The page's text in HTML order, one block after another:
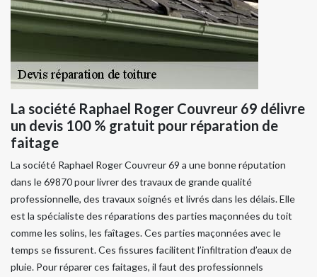
La société Raphael Roger Couvreur 69 délivre
un devis 100 % gratuit pour réparation de
faitage
La société Raphael Roger Couvreur 69 a une bonne réputation
dans le 69870 pour livrer des travaux de grande qualité
professionnelle, des travaux soignés et livrés dans les délais. Elle
est la spécialiste des réparations des parties maçonnées du toit
comme les solins, les faîtages. Ces parties maçonnées avec le
temps se fissurent. Ces fissures facilitent l’infiltration d’eaux de
pluie. Pour réparer ces faitages, il faut des professionnels